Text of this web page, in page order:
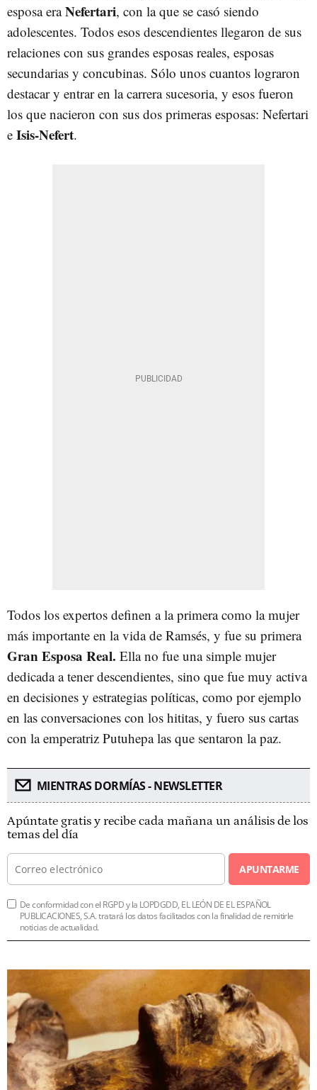
esposa eraNefertari, con la que se casó siendo
adolescentes. Todos esos descendientes llegaron de sus
relaciones con sus grandes esposas reales, esposas
secundarias y concubinas. Sólo unos cuantos lograron
destacar y entrar en la carrera sucesoria, y esos fueron
los que nacieron con sus dos primeras esposas: Nefertari
e Isis-Nefert.
Todos los expertos definen a la primera como la mujer
más importante en la vida de Ramsés, y fue su primera
Gran Esposa Real. Ella no fue una simple mujer
dedicada a tener descendientes, sino que fue muy activa
en decisiones y estrategias políticas, como por ejemplo
en las conversaciones con los hititas, y fuero sus cartas
con la emperatriz Putuhepa las que sentaron la paz.
MIENTRAS DORMÍAS - NEWSLETTER
Apúntate gratis y recibe cada mañana un análisis de los
temas del día
APUNTARME
De conformidad con el RGPD y la LOPDGDD, EL LEÓN DE EL ESPAÑOL
PUBLICACIONES, S.A. tratará los datos facilitados con la finalidad de remitirle
noticias de actualidad.